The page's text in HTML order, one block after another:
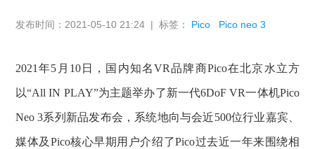
发布时间：2021-05-10 21:24 | 标签： Pico Pico neo 3
2021年5月10日，国内知名VR品牌商Pico在北京水立方
以“All IN PLAY”为主题举办了新一代6DoF VR一体机Pico
Neo 3系列新品发布会，系统地向与会近500位行业嘉宾、
媒体及Pico核心早期用户介绍了Pico过去近一年来围绕相